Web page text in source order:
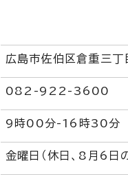
広島市佐伯区倉重三
082-922-3600
9時00分-16時30分
金曜日（休日、8月6